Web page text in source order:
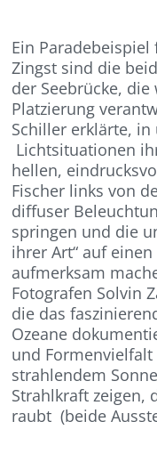
Ein
Zingst sind die
der Seebrücke,
Platzierung
Schiller erklärte,
Lichtsituationen
hellen,
Fischer links von
diffuser
springen und die
ihrer Art“ auf
aufmerksam
Fotografen Solvin
die das
Ozeane
und
strahlendem
Strahlkraft zeigen,
raubt (beide